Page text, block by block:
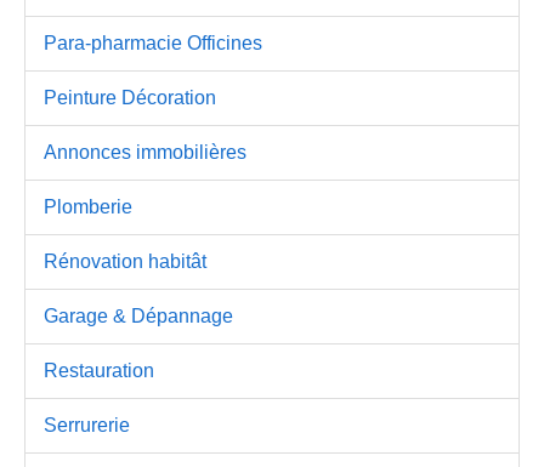
Para-pharmacie Officines
Peinture Décoration
Annonces immobilières
Plomberie
Rénovation habitât
Garage & Dépannage
Restauration
Serrurerie